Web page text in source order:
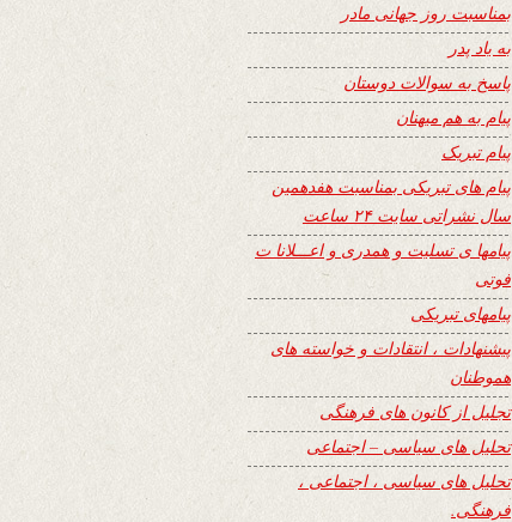
بمناسبت روز جهانی مادر
به یاد پدر
پاسخ به سوالات دوستان
پیام به هم میهنان
پیام تبریک
پیام های تبریکی بمناسبت هفدهمین
سال نشراتی سایت ۲۴ ساعت
پیامها ی تسلیت و همدری و اعـــلانا ت
فوتی
پیامهای تبریکی
پیشنهادات ، انتقادات و خواسته های
هموطنان
تجلیل از کانون های فرهنگی
تحلیل های سیاسی – اجتماعی
تحلیل های سیاسی ، اجتماعی ،
فرهنگی.